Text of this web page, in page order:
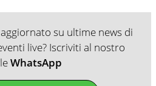
su ultime news di
live? Iscriviti al nostro
WhatsApp